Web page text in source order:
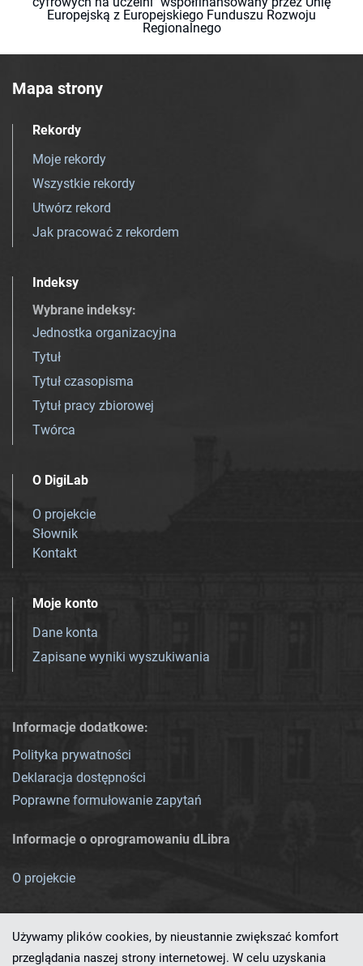
Europejską z Europejskiego Funduszu Rozwoju
Regionalnego
Mapa strony
Rekordy
Moje rekordy
Wszystkie rekordy
Utwórz rekord
Jak pracować z rekordem
Indeksy
Wybrane indeksy:
Jednostka organizacyjna
Tytuł
Tytuł czasopisma
Tytuł pracy zbiorowej
Twórca
O DigiLab
O projekcie
Słownik
Kontakt
Moje konto
Dane konta
Zapisane wyniki wyszukiwania
Informacje dodatkowe:
Polityka prywatności
Deklaracja dostępności
Poprawne formułowanie zapytań
Informacje o oprogramowaniu dLibra
O projekcie
Używamy plików cookies, by nieustannie zwiększać komfort
przeglądania naszej strony internetowej. W celu uzyskania